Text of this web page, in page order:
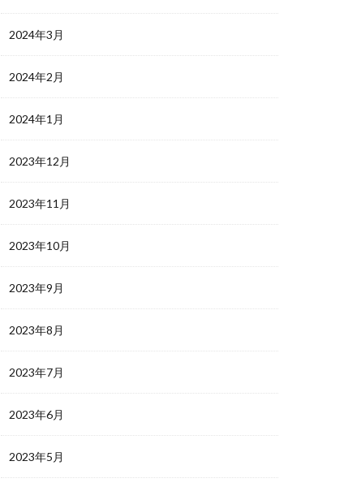
2024年3月
2024年2月
2024年1月
2023年12月
2023年11月
2023年10月
2023年9月
2023年8月
2023年7月
2023年6月
2023年5月